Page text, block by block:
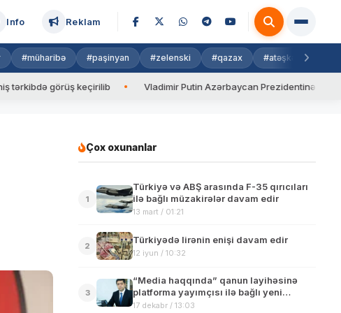
Info Reklam
#müharibə #paşinyan #zelenski #qazax #atəşkəs
görüş keçirilib Vladimir Putin Azərbaycan Prezidentinə zəng edib
Çox oxunanlar
1
Türkiyə və ABŞ arasında F-35 qırıcıları
ilə bağlı müzakirələr davam edir
13 mart / 01:21
2
Türkiyədə lirənin enişi davam edir
12 iyun / 10:32
3
“Media haqqında” qanun layihəsinə
platforma yayımçısı ilə bağlı yeni
maddə əlavə olunacaq
17 dekabr / 13:03